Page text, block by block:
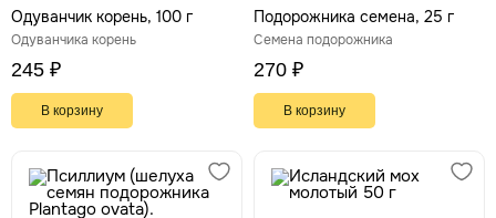
Одуванчик корень, 100 г
Одуванчика корень
245 ₽
В корзину
Подорожника семена, 25 г
Семена подорожника
270 ₽
В корзину